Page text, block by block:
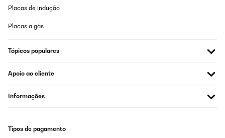
Placas de indução
Placas a gás
Tópicos populares
Apoio ao cliente
Informações
Tipos de pagamento